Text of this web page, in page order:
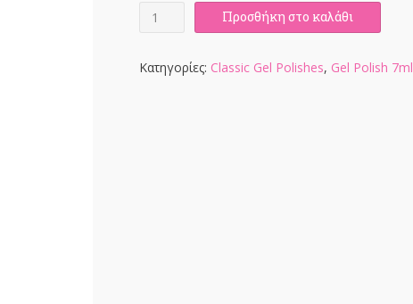
Silver
Glitter
Προσθήκη στο καλάθι
Κατηγορίες: Classic Gel Polishes, Gel Polish 7ml